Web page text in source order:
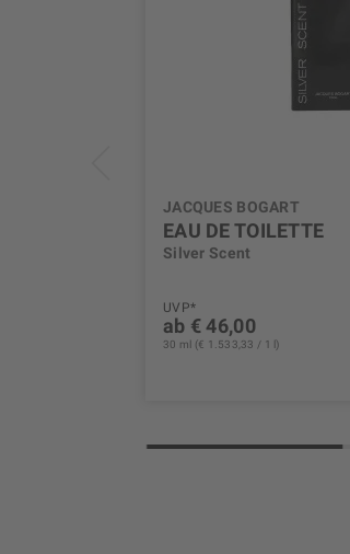
JACQUES BOGART
EAU DE TOILETTE
Silver Scent
UVP*
ab € 46,00
30 ml (€ 1.533,33 / 1 l)